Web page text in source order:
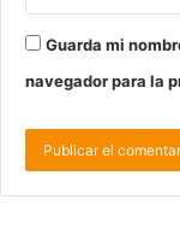
Guarda mi
navegador para la